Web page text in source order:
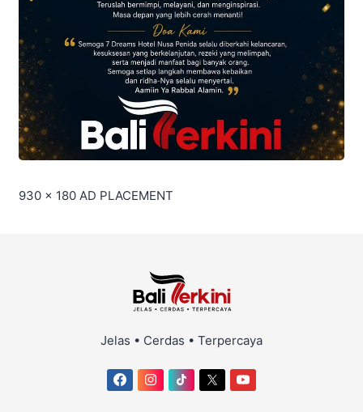
930 x 180 AD PLACEMENT
Jelas • Cerdas • Terpercaya